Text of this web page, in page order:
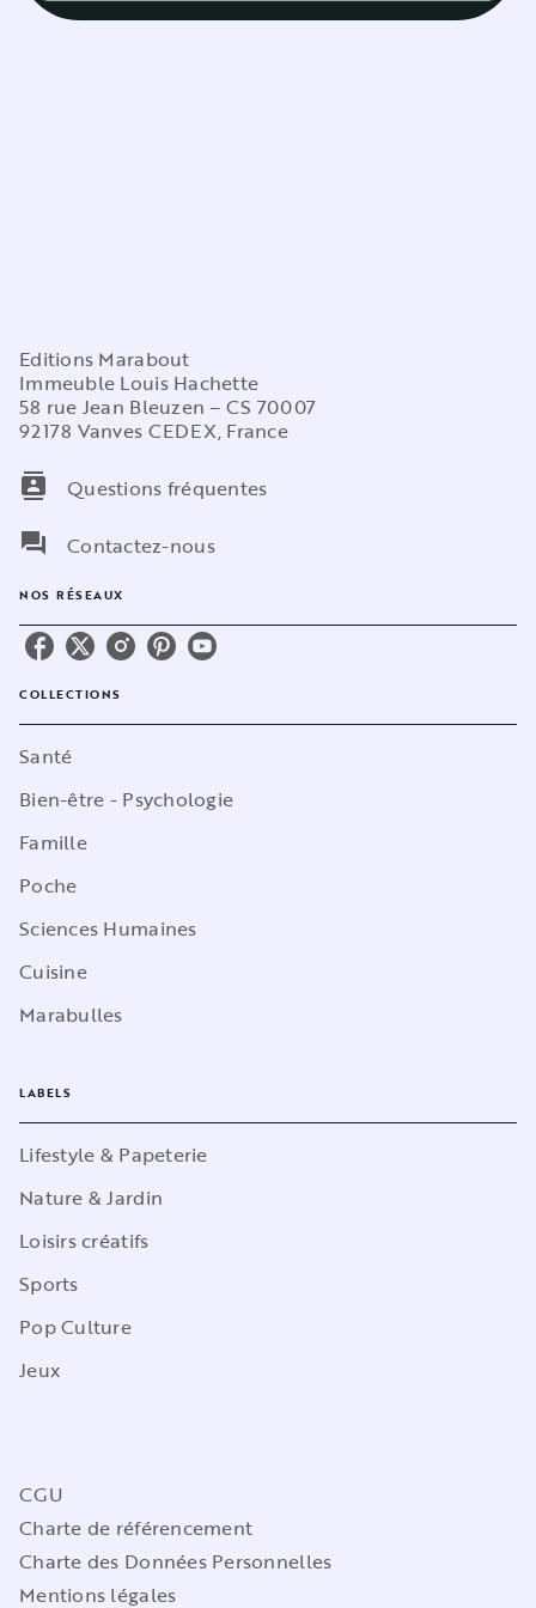
Editions Marabout
Immeuble Louis Hachette
58 rue Jean Bleuzen – CS 70007
92178 Vanves CEDEX, France
contacts
Questions fréquentes
question_answer
Contactez-nous
NOS RÉSEAUX
COLLECTIONS
Santé
Bien-être - Psychologie
Famille
Poche
Sciences Humaines
Cuisine
Marabulles
LABELS
Lifestyle & Papeterie
Nature & Jardin
Loisirs créatifs
Sports
Pop Culture
Jeux
CGU
Charte de référencement
Charte des Données Personnelles
Mentions légales